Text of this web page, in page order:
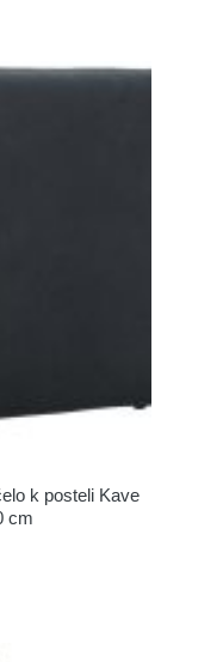
k posteli Kave
cm